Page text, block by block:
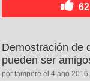
62
Demostración de
pueden ser
por tampere el 4 ago